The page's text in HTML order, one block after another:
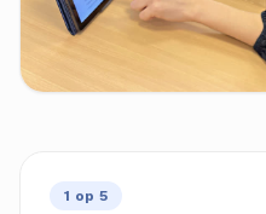
1 op 5